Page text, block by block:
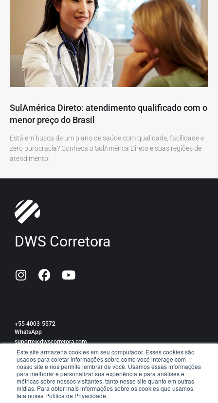
Este site armazena cookies em seu computador. Esses cookies são
usados para coletar informações sobre como você interage com
nosso site e nos permite lembrar de você. Usamos essas informações
para melhorar e personalizar sua experiência e para análises e
métricas sobre nossos visitantes, tanto nesse site quanto em outras
mídias. Para obter mais informações sobre os cookies que usamos,
leia nossa Política de Privacidade.
SulAmérica Direto: atendimento qualificado com o
menor preço do Brasil
Está em busca de um plano de saúde com qualidade, facilidade e
zero burocracia? Conheça o SulAmérica Direto e suas regiões de
atendimento!
DWS Corretora
+55 4003-5572
WhatsApp
suporte@dwscorretora.com
Política de privacidade
TRABALHE CONOSCO